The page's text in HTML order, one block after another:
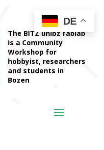
The BITZ unibz fablab
is a Community
Workshop for
hobbyist, researchers
and students in
Bozen
DE